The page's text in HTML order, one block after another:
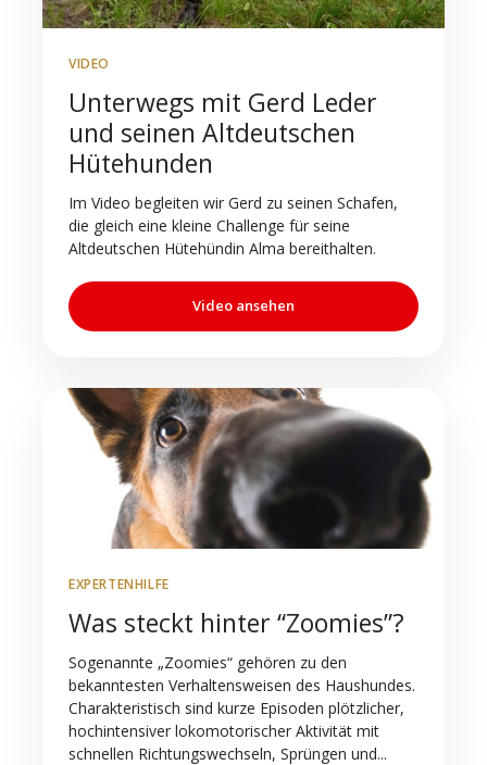
VIDEO
Unterwegs mit Gerd Leder
und seinen Altdeutschen
Hütehunden
Im Video begleiten wir Gerd zu seinen Schafen,
die gleich eine kleine Challenge für seine
Altdeutschen Hütehündin Alma bereithalten.
Video ansehen
EXPERTENHILFE
Was steckt hinter “Zoomies”?
Sogenannte „Zoomies“ gehören zu den
bekanntesten Verhaltensweisen des Haushundes.
Charakteristisch sind kurze Episoden plötzlicher,
hochintensiver lokomotorischer Aktivität mit
schnellen Richtungswechseln, Sprüngen und...